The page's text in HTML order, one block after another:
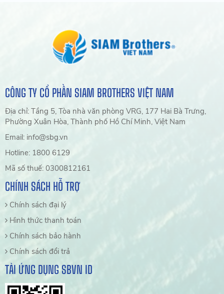
CÔNG TY CỔ PHẦN SIAM BROTHERS VIỆT NAM
Địa chỉ: Tầng 5, Tòa nhà văn phòng VRG, 177 Hai Bà Trưng,
Phường Xuân Hòa, Thành phố Hồ Chí Minh, Việt Nam
Email: info@sbg.vn
Hotline: 1800 6129
Mã số thuế: 0300812161
CHÍNH SÁCH HỖ TRỢ
Chính sách đại lý
Hình thức thanh toán
Chính sách bảo hành
Chính sách đổi trả
TẢI ỨNG DỤNG SBVN ID